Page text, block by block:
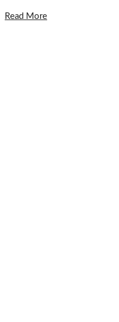
Read More